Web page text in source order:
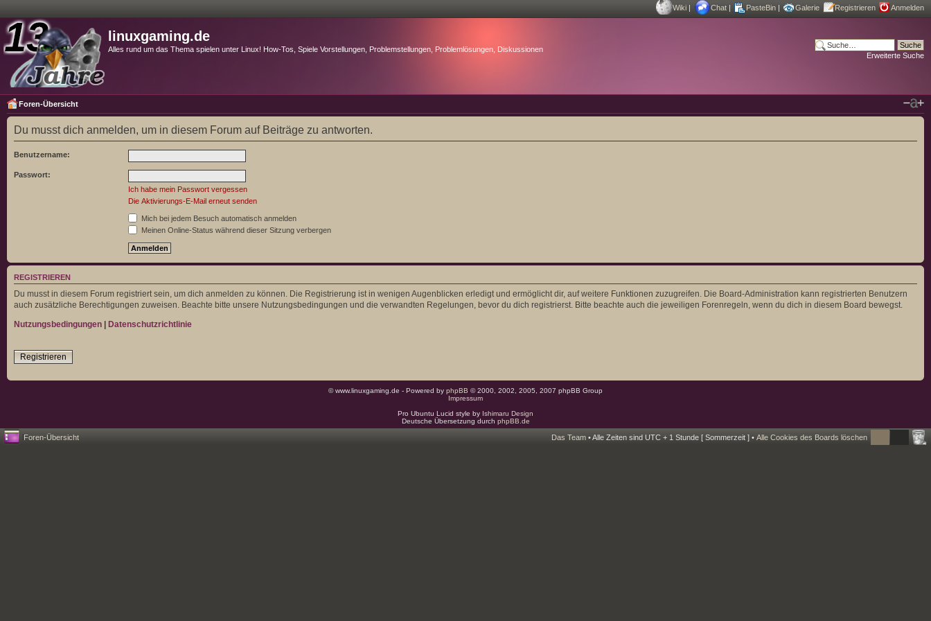
Wiki | Chat | PasteBin | Galerie Registrieren Anmelden
linuxgaming.de
Alles rund um das Thema spielen unter Linux! How-Tos, Spiele Vorstellungen, Problemstellungen, Problemlösungen, Diskussionen
Erweiterte Suche
Foren-Übersicht
Du musst dich anmelden, um in diesem Forum auf Beiträge zu antworten.
Benutzername:
Passwort:
Ich habe mein Passwort vergessen
Die Aktivierungs-E-Mail erneut senden
Mich bei jedem Besuch automatisch anmelden
Meinen Online-Status während dieser Sitzung verbergen
REGISTRIEREN
Du musst in diesem Forum registriert sein, um dich anmelden zu können. Die Registrierung ist in wenigen Augenblicken erledigt und ermöglicht dir, auf weitere Funktionen zuzugreifen. Die Board-Administration kann registrierten Benutzern
auch zusätzliche Berechtigungen zuweisen. Beachte bitte unsere Nutzungsbedingungen und die verwandten Regelungen, bevor du dich registrierst. Bitte beachte auch die jeweiligen Forenregeln, wenn du dich in diesem Board bewegst.
Nutzungsbedingungen | Datenschutzrichtlinie
Registrieren
© www.linuxgaming.de - Powered by phpBB © 2000, 2002, 2005, 2007 phpBB Group
Impressum
Pro Ubuntu Lucid style by Ishimaru Design
Deutsche Übersetzung durch phpBB.de
Foren-Übersicht Das Team • Alle Zeiten sind UTC + 1 Stunde [ Sommerzeit ] • Alle Cookies des Boards löschen